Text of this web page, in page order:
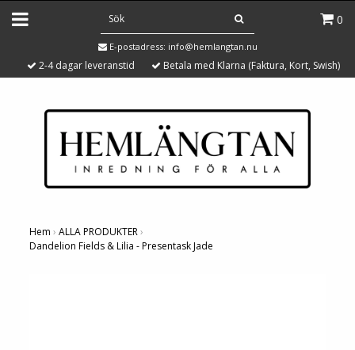
0
E-postadress: info@hemlangtan.nu
2-4 dagar leveranstid Betala med Klarna (Faktura, Kort, Swish)
Hem › ALLA PRODUKTER›
Dandelion Fields & Lilia - Presentask Jade